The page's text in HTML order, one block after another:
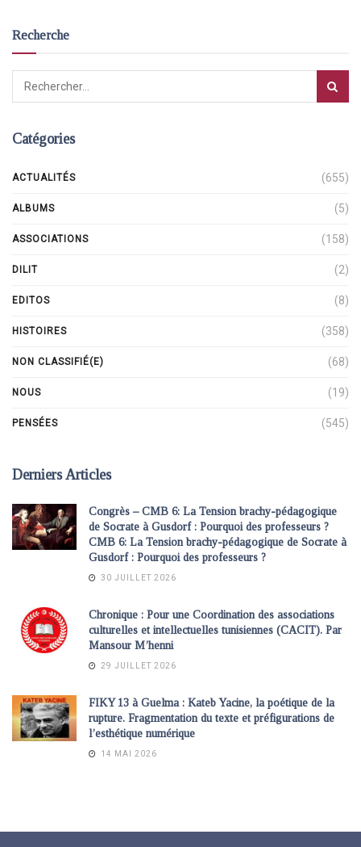
Recherche
Catégories
ACTUALITÉS (655)
ALBUMS (5)
ASSOCIATIONS (158)
DILIT (2)
EDITOS (8)
HISTOIRES (358)
NON CLASSIFIÉ(E) (68)
NOUS (19)
PENSÉES (545)
Derniers Articles
Congrès – CMB 6: La Tension brachy-pédagogique
de Socrate à Gusdorf : Pourquoi des professeurs ?
CMB 6: La Tension brachy-pédagogique de Socrate à
Gusdorf : Pourquoi des professeurs ?
30 JUILLET 2026
Chronique : Pour une Coordination des associations
culturelles et intellectuelles tunisiennes (CACIT). Par
Mansour M’henni
29 JUILLET 2026
FIKY 13 à Guelma : Kateb Yacine, la poétique de la
rupture. Fragmentation du texte et préfigurations de
l’esthétique numérique
14 MAI 2026